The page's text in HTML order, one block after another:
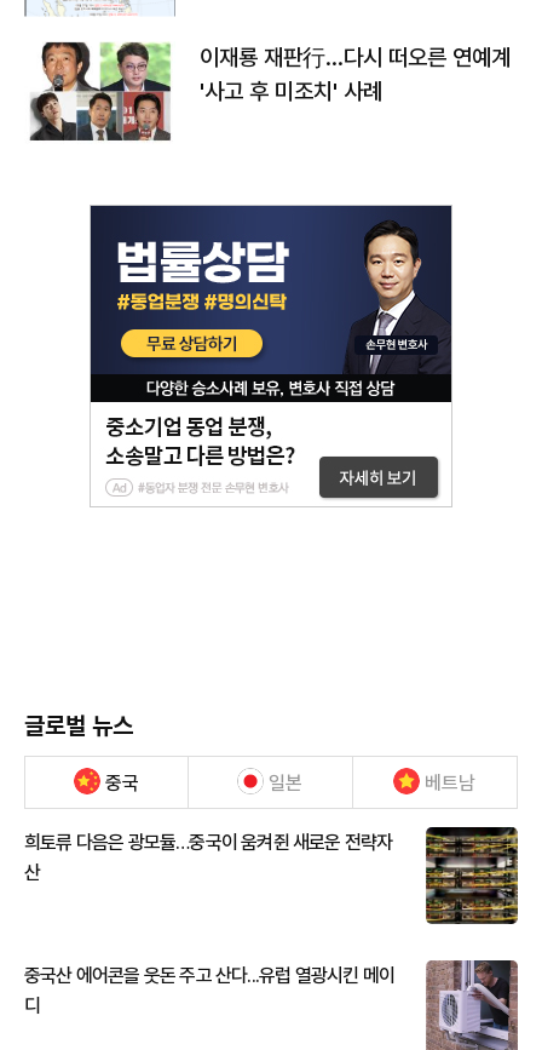
이재룡 재판行…다시 떠오른 연예계
'사고 후 미조치' 사례
글로벌 뉴스
중국 일본 베트남
희토류 다음은 광모듈…중국이 움켜쥔 새로운 전략자
산
중국산 에어콘을 웃돈 주고 산다...유럽 열광시킨 메이
디